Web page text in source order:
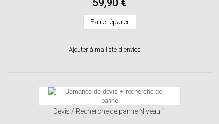
59,90 €
Faire réparer
Ajouter à ma liste d'envies
Devis / Recherche de panne Niveau 1